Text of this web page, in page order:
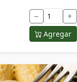
− +
Agregar